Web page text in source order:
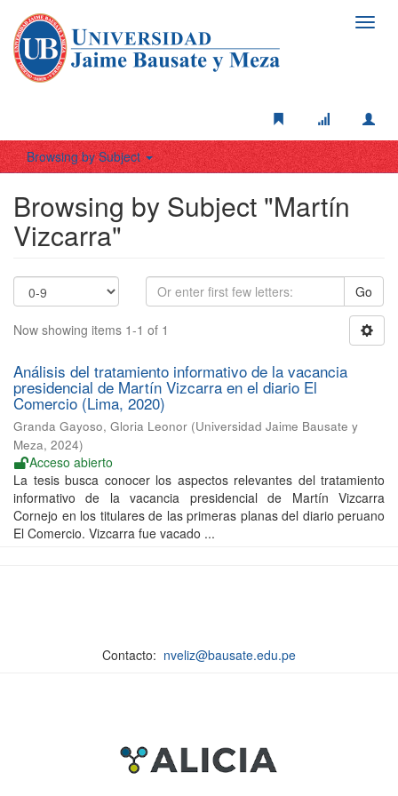
Browsing by Subject
Browsing by Subject "Martín
Vizcarra"
Go
Now showing items 1-1 of 1
Análisis del tratamiento informativo de la vacancia
presidencial de Martín Vizcarra en el diario El
Comercio (Lima, 2020)
Granda Gayoso, Gloria Leonor (Universidad Jaime Bausate y
Meza, 2024)
Acceso abierto
La tesis busca conocer los aspectos relevantes del tratamiento
informativo de la vacancia presidencial de Martín Vizcarra
Cornejo en los titulares de las primeras planas del diario peruano
El Comercio. Vizcarra fue vacado ...
Contacto: nveliz@bausate.edu.pe